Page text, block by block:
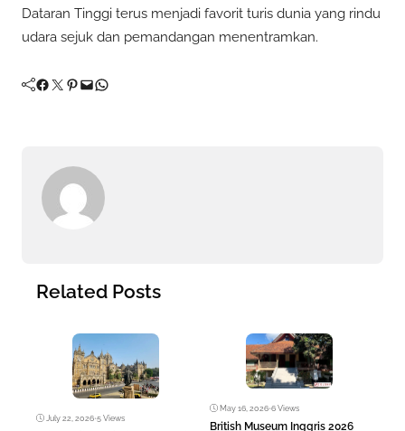
Dataran Tinggi terus menjadi favorit turis dunia yang rindu
udara sejuk dan pemandangan menentramkan.
Facebook Twitter Pinterest Mail WhatsApp
Related Posts
July 22, 2026•5 Views
May 16, 2026•6 Views
British Museum Inggris 2026